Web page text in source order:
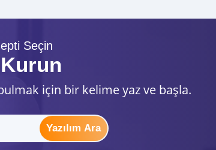
Seçin
için bir kelime yaz ve başla.
Yazılım Ara